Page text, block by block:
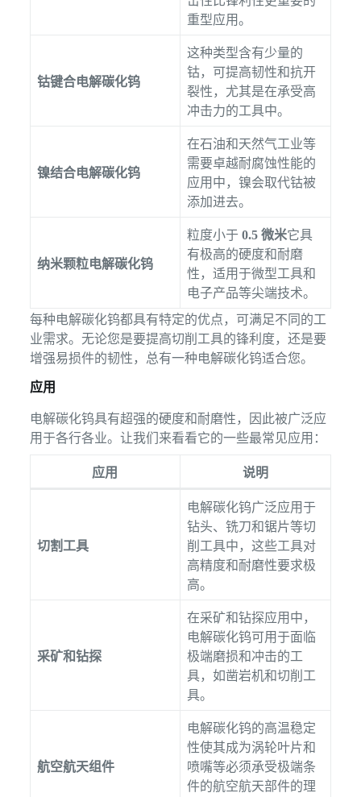
重型应用。
钴键合电解碳化钨
这种类型含有少量的
钴，可提高韧性和抗开
裂性，尤其是在承受高
冲击力的工具中。
镍结合电解碳化钨
在石油和天然气工业等
需要卓越耐腐蚀性能的
应用中，镍会取代钴被
添加进去。
纳米颗粒电解碳化钨
粒度小于 0.5 微米它具
有极高的硬度和耐磨
性，适用于微型工具和
电子产品等尖端技术。
每种电解碳化钨都具有特定的优点，可满足不同的工
业需求。无论您是要提高切削工具的锋利度，还是要
增强易损件的韧性，总有一种电解碳化钨适合您。
应用
电解碳化钨具有超强的硬度和耐磨性，因此被广泛应
用于各行各业。让我们来看看它的一些最常见应用：
应用 说明
切割工具
电解碳化钨广泛应用于
钻头、铣刀和锯片等切
削工具中，这些工具对
高精度和耐磨性要求极
高。
采矿和钻探
在采矿和钻探应用中，
电解碳化钨可用于面临
极端磨损和冲击的工
具，如凿岩机和切削工
具。
航空航天组件
电解碳化钨的高温稳定
性使其成为涡轮叶片和
喷嘴等必须承受极端条
件的航空航天部件的理